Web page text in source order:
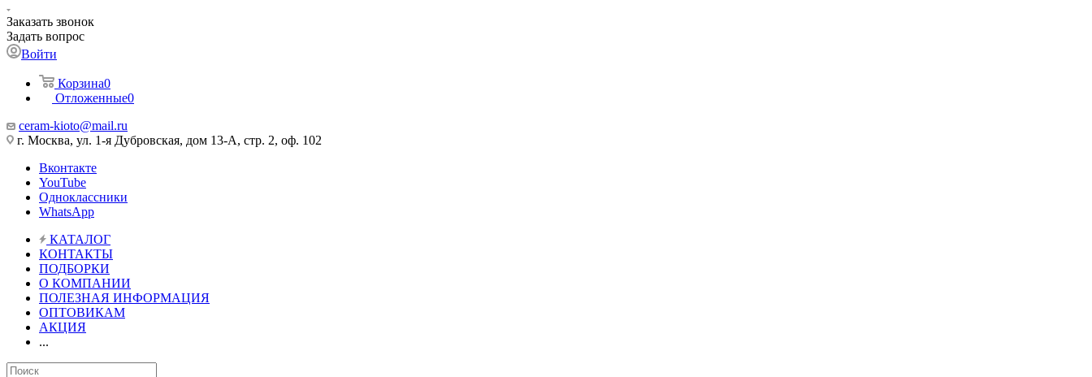
Заказать звонок
Задать вопрос
Войти
Корзина0
Отложенные0
ceram-kioto@mail.ru
г. Москва, ул. 1-я Дубровская, дом 13-А, стр. 2, оф. 102
Вконтакте
YouTube
Одноклассники
WhatsApp
КАТАЛОГ
КОНТАКТЫ
ПОДБОРКИ
О КОМПАНИИ
ПОЛЕЗНАЯ ИНФОРМАЦИЯ
ОПТОВИКАМ
АКЦИЯ
...